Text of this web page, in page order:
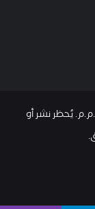
© 2025 هيّا نيوز ذ.م.م. يُحظر نشر أو